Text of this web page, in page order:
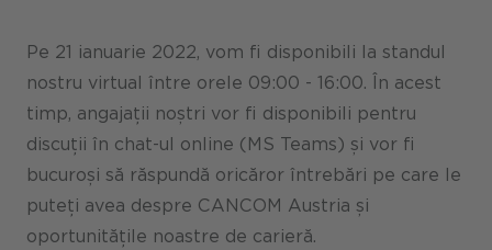
Carieră
Pe 21 ianuarie 2022, vom fi disponibili la standul
nostru virtual între orele 09:00 - 16:00. În acest
timp, angajații noștri vor fi disponibili pentru
discuții în chat-ul online (MS Teams) și vor fi
bucuroși să răspundă oricăror întrebări pe care le
puteți avea despre CANCOM Austria și
oportunitățile noastre de carieră.